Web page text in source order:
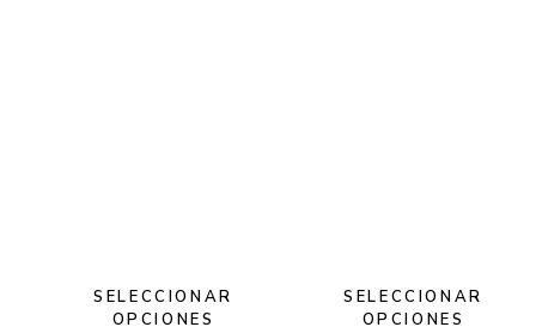
SELECCIONAR
OPCIONES
SELECCIONAR
OPCIONES